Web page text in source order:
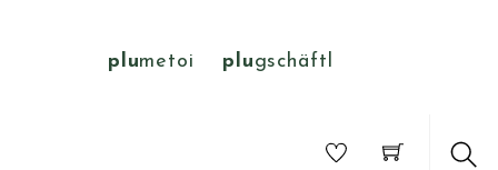
plumetoi plugschäftl